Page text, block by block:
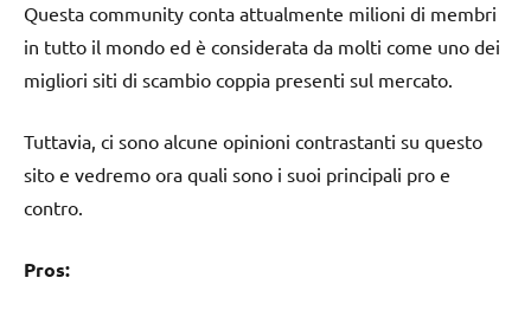
Questa community conta attualmente milioni di membri
in tutto il mondo ed è considerata da molti come uno dei
migliori siti di scambio coppia presenti sul mercato.
Tuttavia, ci sono alcune opinioni contrastanti su questo
sito e vedremo ora quali sono i suoi principali pro e
contro.
Pros: